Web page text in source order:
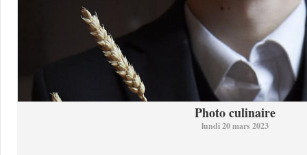
Photo culinaire
lundi 20 mars 2023